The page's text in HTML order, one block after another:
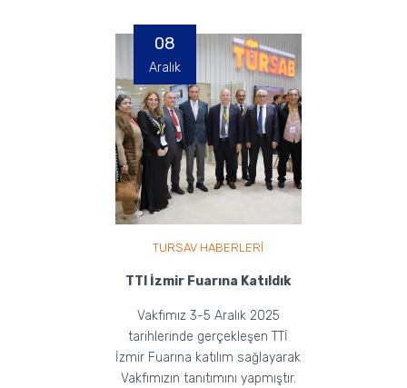
TURSAV HABERLERİ
TTI İzmir Fuarına Katıldık
Vakfımız 3-5 Aralık 2025
tarihlerinde gerçekleşen TTİ
İzmir Fuarına katılım sağlayarak
Vakfımızın tanıtımını yapmıştır.
08
Aralık